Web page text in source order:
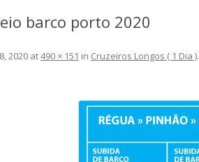
barco porto 2020
2020 at490 × 151 in Cruzeiros Longos ( 1 Dia ).